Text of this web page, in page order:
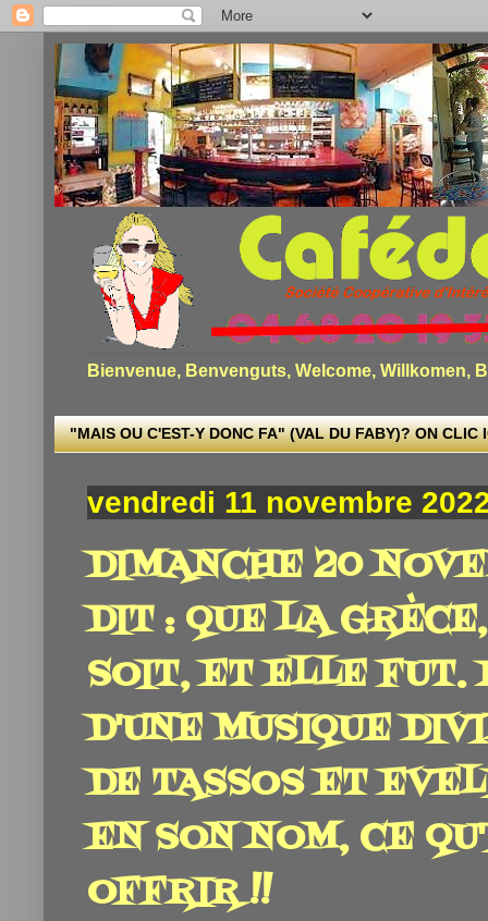
Bienvenue, Benvenguts, Welcome, Willkomen,
"MAIS OU C'EST-Y DONC FA" (VAL DU FABY)? ON CLIC
vendredi 11 novembre
DIMANCHE 20
DIT : QUE LA
SOIT, ET ELLE FUT.
D'UNE MUSIQUE
DE TASSOS ET
EN SON NOM, CE
OFFRIR !!